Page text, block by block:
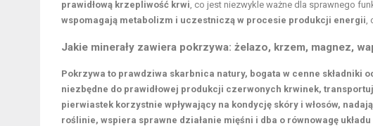
prawidłową krzepliwość krwi, co jest niezwykle ważne dla sprawnego
wspomagają metabolizm i uczestniczą w procesie produkcji energii,
Jakie minerały zawiera pokrzywa: żelazo, krzem, magnez,
Pokrzywa to prawdziwa skarbnica natury, bogata w cenne składniki
niezbędne do prawidłowej produkcji czerwonych krwinek,
pierwiastek korzystnie wpływający na kondycję skóry i włosów,
roślinie, wspiera sprawne działanie mięśni i dba o równowagę